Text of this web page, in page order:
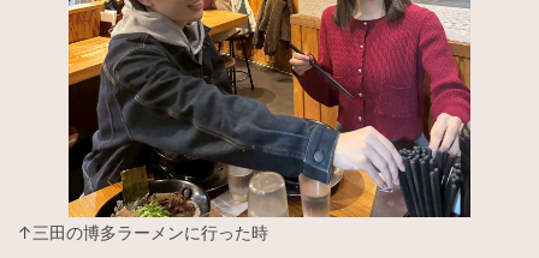
↑三田の博多ラーメンに行った時